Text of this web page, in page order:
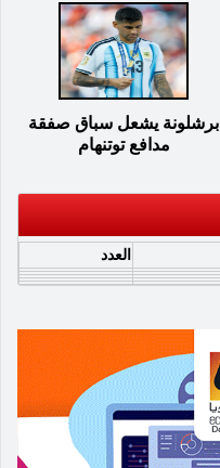
برشلونة يشعل سباق صفقة
مدافع توتنهام
العدد